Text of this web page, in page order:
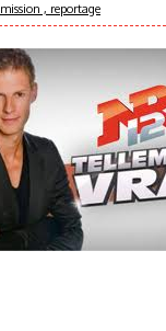
, reportage